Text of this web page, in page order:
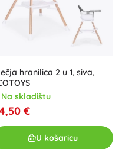
hranilica 2 u 1, siva,
Na skladištu
€
U košaricu